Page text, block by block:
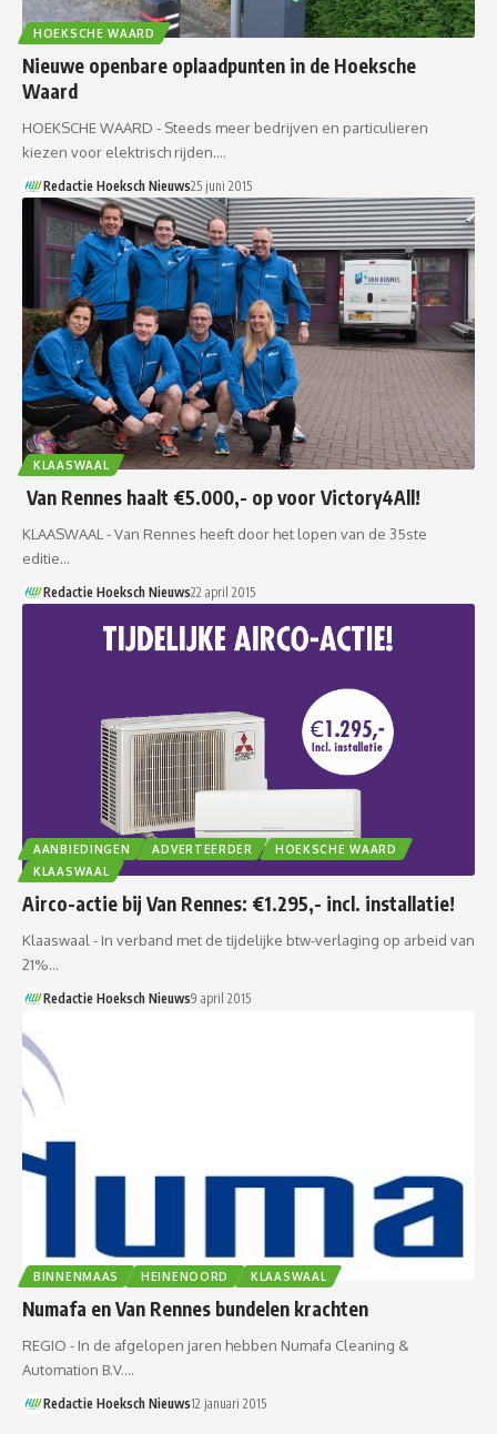
HOEKSCHE WAARD
Nieuwe openbare oplaadpunten in de Hoeksche
Waard
HOEKSCHE WAARD - Steeds meer bedrijven en particulieren
kiezen voor elektrisch rijden.…
Redactie Hoeksch Nieuws25 juni 2015
KLAASWAAL
Van Rennes haalt €5.000,- op voor Victory4All!
KLAASWAAL - Van Rennes heeft door het lopen van de 35ste
editie…
Redactie Hoeksch Nieuws22 april 2015
AANBIEDINGEN ADVERTEERDER
HOEKSCHE WAARD
KLAASWAAL
Airco-actie bij Van Rennes: €1.295,- incl. installatie!
Klaaswaal - In verband met de tijdelijke btw-verlaging op arbeid van
21%…
Redactie Hoeksch Nieuws9 april 2015
BINNENMAAS HEINENOORD KLAASWAAL
Numafa en Van Rennes bundelen krachten
REGIO - In de afgelopen jaren hebben Numafa Cleaning &
Automation B.V.…
Redactie Hoeksch Nieuws12 januari 2015